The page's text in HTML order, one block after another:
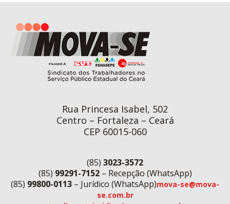
Rua Princesa Isabel, 502
Centro – Fortaleza – Ceará
CEP 60015-060
(85) 3023-3572
(85) 99291-7152– Recepção (WhatsApp)
(85) 99800-0113 – Jurídico (WhatsApp)mova-se@mova-
se.com.br